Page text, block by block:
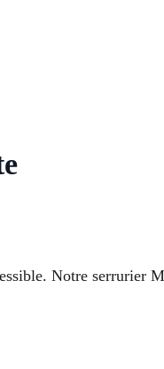
Notre serrurier